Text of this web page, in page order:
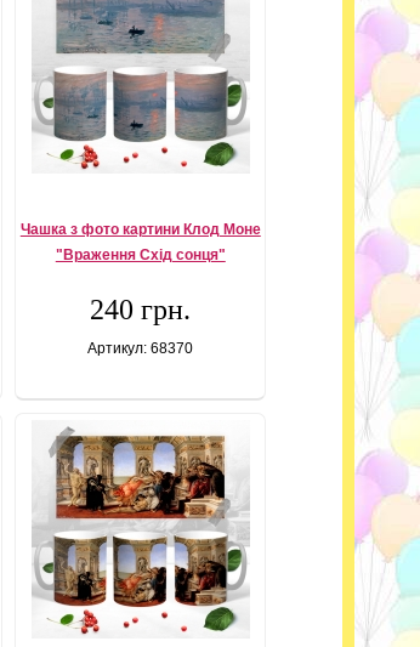
Чашка з фото картини Клод Моне
"Враження Схід сонця"
240 грн.
Артикул: 68370